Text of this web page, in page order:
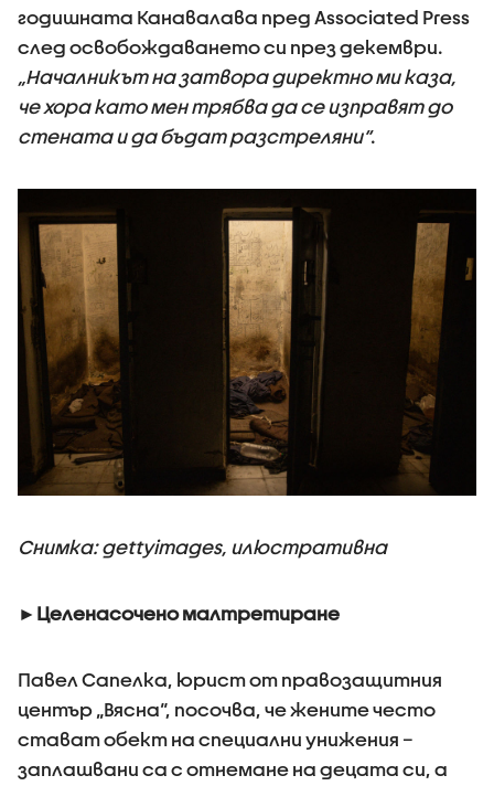
годишната Канавалава пред Associated Press
след освобождаването си през декември.
„Началникът на затвора директно ми каза,
че хора като мен трябва да се изправят до
стената и да бъдат разстреляни“.
Снимка: gettyimages, илюстративна
►Целенасочено малтретиране
Павел Сапелка, юрист от правозащитния
център „Вясна“, посочва, че жените често
стават обект на специални унижения –
заплашвани са с отнемане на децата си, а